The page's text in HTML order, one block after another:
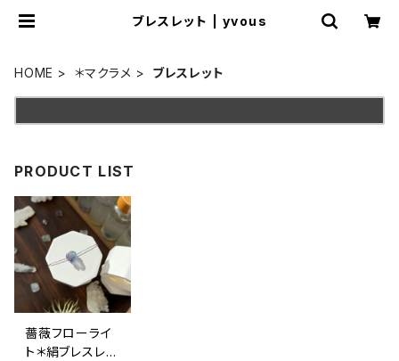
ブレスレット | yvous
HOME ＊マクラメ ブレスレット
PRODUCT LIST
薔薇フローライ
ト＊絹ブレスレッ